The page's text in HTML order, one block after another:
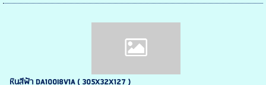
หินสีฟ้า DA100I8V1A ( 305X32X127 )